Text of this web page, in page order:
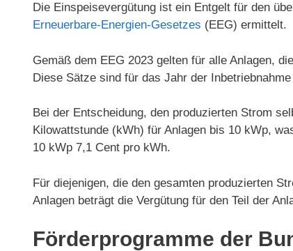
Die Einspeisevergütung ist ein Entgelt für den
Erneuerbare-Energien-Gesetzes (EEG) ermittelt.
Gemäß dem EEG 2023 gelten für alle Anlagen,
Diese Sätze sind für das Jahr der
Bei der Entscheidung, den produzierten Strom
Kilowattstunde (kWh) für Anlagen bis 10 kWp,
10 kWp 7,1 Cent pro kWh.
Für diejenigen, die den gesamten produzierten
Anlagen beträgt die Vergütung für den Teil der
Förderprogramme der